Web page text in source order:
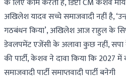
अखिलेश यादव सच्चे समाजवादी नहीं है,
गठबंधन किया’, अखिलेश आज राहुल के
डेवलपमेंट एजेंसी के अलावा कुछ नहीं, सपा
की पार्टी, केशव ने दावा किया कि 2027 में
समाजवादी पार्टी समाप्तवादी पार्टी बनेगी